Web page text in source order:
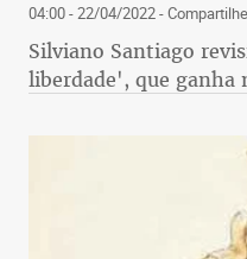
04:00 - 22/04/2022- Compartilhe
Silviano Santiago
liberdade', que ganha